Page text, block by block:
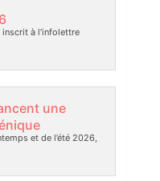
inscrit à l’infolettre
une
et de l’été 2026,